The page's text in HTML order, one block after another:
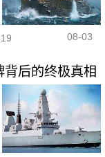
08-03
后的终极真相